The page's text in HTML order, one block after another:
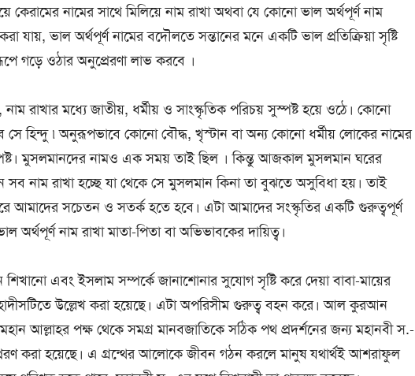
কেরামের নামের সাথে মিলিয়ে নাম রাখা অথবা যে কোনো ভাল অর্থপূর্ণ নাম
যায়, ভাল অর্থপূর্ণ নামের বদৌলতে সন্তানের মনে একটি ভাল প্রতিক্রিয়া সৃষ্টি
গড়ে ওঠার অনুপ্রেরণা লাভ করবে ।
নাম রাখার মধ্যে জাতীয়, ধর্মীয় ও সাংস্কৃতিক পরিচয় সুস্পষ্ট হয়ে ওঠে। কোনো
সে হিন্দু ৷ অনুরূপভাবে কোনো বৌদ্ধ, খৃস্টান বা অন্য কোনো ধর্মীয় লোকের নামের
মুসলমানদের নামও এক সময় তাই ছিল । কিন্তু আজকাল মুসলমান ঘরের
সব নাম রাখা হচ্ছে যা থেকে সে মুসলমান কিনা তা বুঝতে অসুবিধা হয়। তাই
আমাদের সচেতন ও সতর্ক হতে হবে। এটা আমাদের সংস্কৃতির একটি গুরুত্বপূর্ণ
অর্থপূর্ণ নাম রাখা মাতা-পিতা বা অভিভাবকের দায়িত্ব।
এবং ইসলাম সম্পর্কে জানাশোনার সুযোগ সৃষ্টি করে দেয়া বাবা-মায়ের
হাদীসটিতে উল্লেখ করা হয়েছে। এটা অপরিসীম গুরুত্ব বহন করে। আল কুরআন
আল্লাহর পক্ষ থেকে সমগ্র মানবজাতিকে সঠিক পথ প্রদর্শনের জন্য মহানবী স.-
করা হয়েছে। এ গ্রন্থের আলোকে জীবন গঠন করলে মানুষ যথার্থই আশরাফুল